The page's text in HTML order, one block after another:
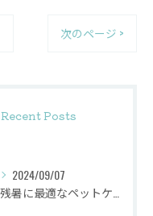
次のページ >
Recent Posts
2024/09/07